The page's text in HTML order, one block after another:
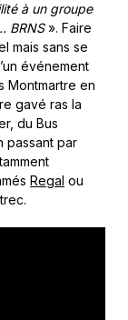
à un groupe
BRNS». Faire
mais sans se
événement
Montmartre en
gavé ras la
du Bus
passant par
Regal ou